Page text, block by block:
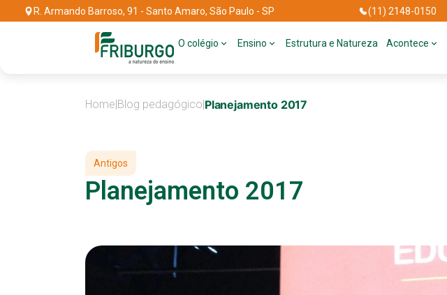
R. Armando Barroso, 91 - Santo Amaro, São Paulo - SP (11) 2148-0150
O colégio Ensino Estrutura e Natureza Acontece
Home|Blog pedagógico|Planejamento 2017
Antigos
Planejamento 2017